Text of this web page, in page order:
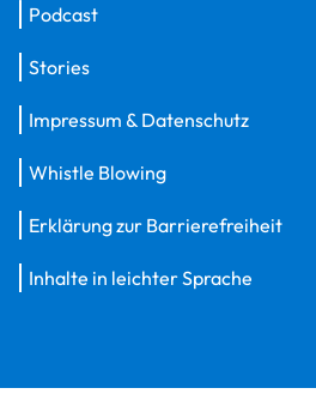
Podcast
Stories
Impressum & Datenschutz
Whistle Blowing
Erklärung zur Barrierefreiheit
Inhalte in leichter Sprache